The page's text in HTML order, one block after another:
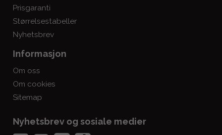
Prisgaranti
Størrelsestabeller
Nyhetsbrev
Informasjon
Om oss
Om cookies
Sitemap
Nyhetsbrev og sosiale medier